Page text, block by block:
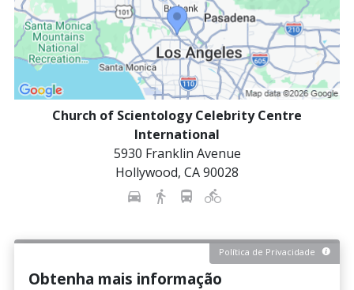
Church of Scientology Celebrity Centre
International
5930 Franklin Avenue
Hollywood, CA90028
Política de Privacidade
Obtenha mais informação